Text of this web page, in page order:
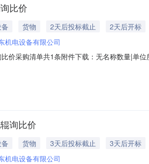
比价
货物 2天后投标截止
2天后开标
机电设备有限公司
价采购清单共1条附件下载：无名称数量|单
单位：唐山冀东机电设备有限公司报名截止
询比价
货物 3天后投标截止
3天后开标
机电设备有限公司